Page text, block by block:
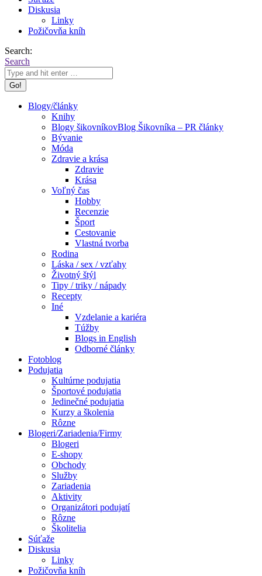
Diskusia
Linky
Požičovňa kníh
Search:
Search
Blogy/články
Knihy
Blogy šikovníkovBlog Šikovníka – PR články
Bývanie
Móda
Zdravie a krása
Zdravie
Krása
Voľný čas
Hobby
Recenzie
Šport
Cestovanie
Vlastná tvorba
Rodina
Láska / sex / vzťahy
Životný štýl
Tipy / triky / nápady
Recepty
Iné
Vzdelanie a kariéra
Túžby
Blogs in English
Odborné články
Fotoblog
Podujatia
Kultúrne podujatia
Športové podujatia
Jedinečné podujatia
Kurzy a školenia
Rôzne
Blogeri/Zariadenia/Firmy
Blogeri
E-shopy
Obchody
Služby
Zariadenia
Aktivity
Organizátori podujatí
Rôzne
Školitelia
Súťaže
Diskusia
Linky
Požičovňa kníh